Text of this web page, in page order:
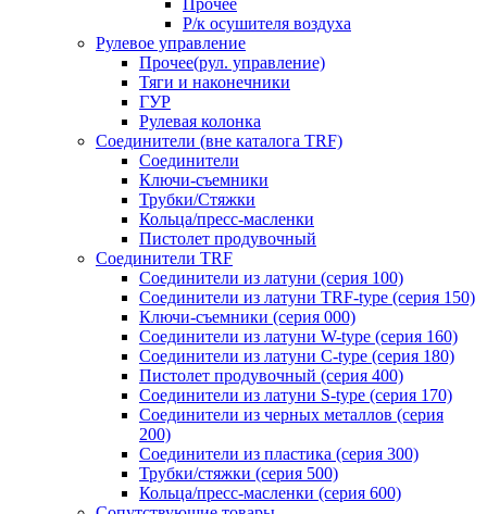
Прочее
Р/к осушителя воздуха
Рулевое управление
Прочее(рул. управление)
Тяги и наконечники
ГУР
Рулевая колонка
Соединители (вне каталога TRF)
Соединители
Ключи-cъемники
Трубки/Стяжки
Кольца/пресс-масленки
Пистолет продувочный
Соединители TRF
Соединители из латуни (серия 100)
Соединители из латуни TRF-type (серия 150)
Ключи-съемники (серия 000)
Соединители из латуни W-type (серия 160)
Соединители из латуни С-type (серия 180)
Пистолет продувочный (серия 400)
Соединители из латуни S-type (серия 170)
Соединители из черных металлов (серия
200)
Соединители из пластика (серия 300)
Трубки/стяжки (серия 500)
Кольца/пресс-масленки (серия 600)